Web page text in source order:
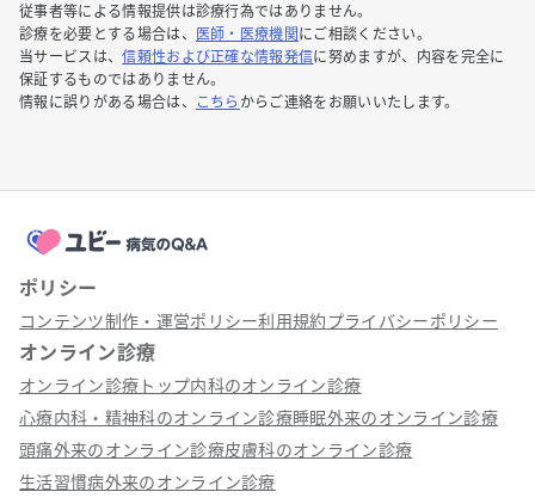
従事者等による情報提供は診療行為ではありません。
診療を必要とする場合は、
医師・医療機関 にご相談ください。
当サービスは、信頼性および正確な情報発信に努めますが、内容を完全に
保証するものではありません。
情報に誤りがある場合は、
こちら からご連絡をお願いいたします。
ポリシー
コンテンツ制作・運営ポリシー利用規約プライバシーポリシー
オンライン診療
オンライン診療トップ内科のオンライン診療
心療内科・精神科のオンライン診療睡眠外来のオンライン診療
頭痛外来のオンライン診療皮膚科のオンライン診療
生活習慣病外来のオンライン診療